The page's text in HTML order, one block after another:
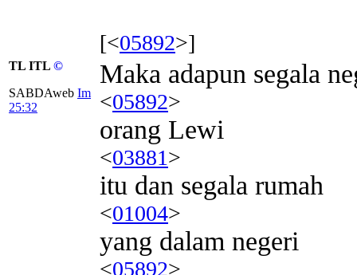
[<05892>]
TL ITL ©
SABDAweb Im
25:32
Maka adapun segala
<05892>
orang Lewi
<03881>
itu dan segala rumah
<01004>
yang dalam negeri
<05892>